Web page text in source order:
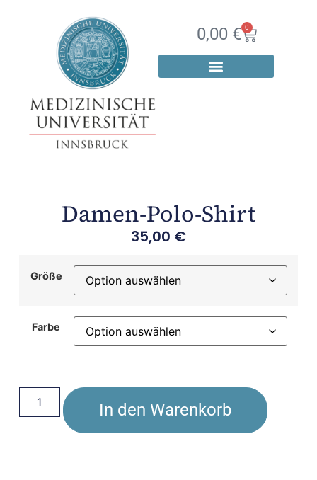
0,00 € 0
Damen-Polo-Shirt
35,00 €
Größe
Farbe
In den Warenkorb